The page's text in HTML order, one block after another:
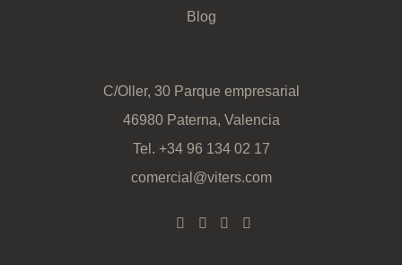
Blog
C/Oller, 30 Parque empresarial
46980 Paterna, Valencia
Tel. +34 96 134 02 17
comercial@viters.com